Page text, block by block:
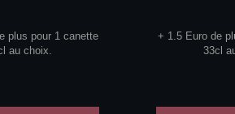
plus pour 1 canette
au choix.
+ 1.5 Euro de
33cl